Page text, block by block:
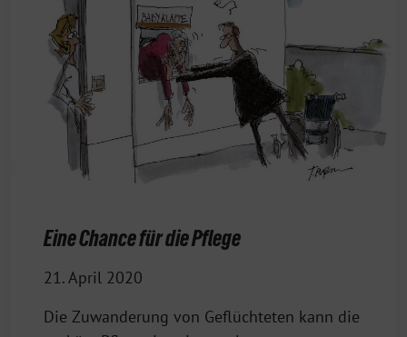
Eine Chance für die Pflege
21. April 2020
Die Zuwanderung von Geflüchteten kann die